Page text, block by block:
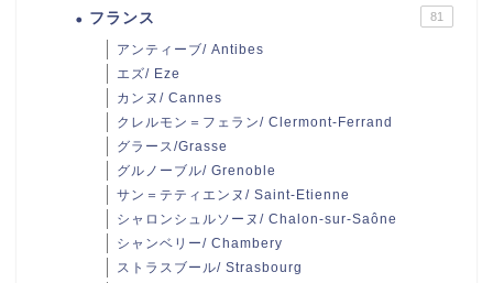
フランス 81
アンティーブ/ Antibes
エズ/ Eze
カンヌ/ Cannes
クレルモン＝フェラン/ Clermont-Ferrand
グラース/Grasse
グルノーブル/ Grenoble
サン＝テティエンヌ/ Saint-Etienne
シャロンシュルソーヌ/ Chalon-sur-Saône
シャンベリー/ Chambery
ストラスブール/ Strasbourg